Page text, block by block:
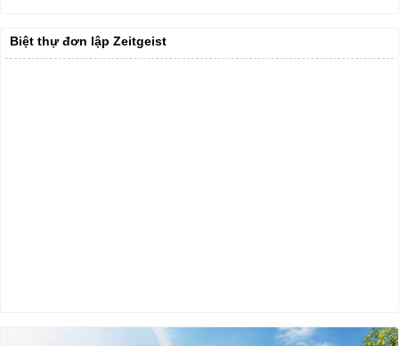
Biệt thự đơn lập Zeitgeist